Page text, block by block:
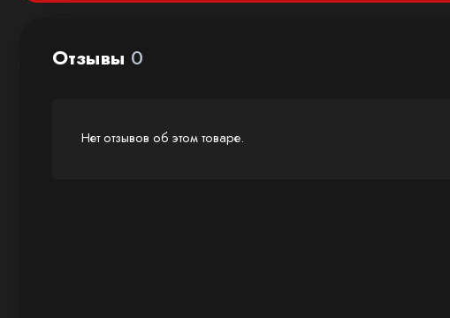
Отзывы 0
Нет отзывов об этом товаре.